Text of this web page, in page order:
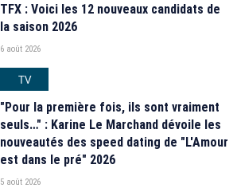
TFX : Voici les 12 nouveaux candidats de
la saison 2026
6 août 2026
TV
"Pour la première fois, ils sont vraiment
seuls…" : Karine Le Marchand dévoile les
nouveautés des speed dating de "L'Amour
est dans le pré" 2026
5 août 2026